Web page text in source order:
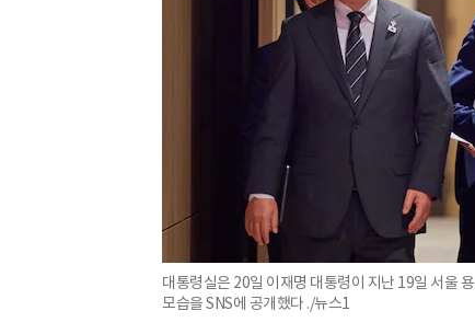
대통령실은 20일 이재명 대통령이 지난 19일 서울
모습을 SNS에 공개했다 ./뉴스1